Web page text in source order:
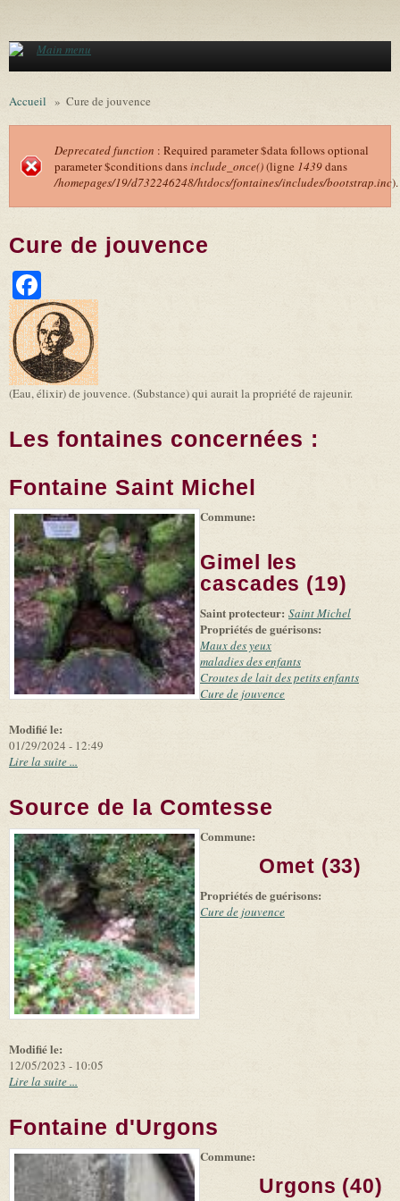
Main menu
Accueil » Cure de jouvence
Message d'erreur
Deprecated function : Required parameter $data follows optional
parameter $conditions dansinclude_once()(ligne 1439dans
/homepages/19/d732246248/htdocs/fontaines/includes/bootstrap.inc).
Cure de jouvence
(Eau, élixir) de jouvence. (Substance) qui aurait la propriété de rajeunir.
Les fontaines concernées :
Fontaine Saint Michel
-
Leaflet (link is
|
Tiles
(link is
external)
©
Microsoft
and
suppliers
Modifié le:
01/29/2024 - 12:49
Commune:
Gimel les
cascades (19)
Saint protecteur: Saint Michel
Propriétés de guérisons:
Maux des yeux
maladies des enfants
Croutes de lait des petits enfants
Cure de jouvence
Lire la suite ...
Source de la Comtesse
Leaflet (link is
|
Tiles
(link is
external)
©
Microsoft
and
suppliers
Modifié le:
12/05/2023 - 10:05
Commune:
Omet (33)
Propriétés de guérisons:
Cure de jouvence
Lire la suite ...
Fontaine d'Urgons
Leaflet (link is
|
Tiles
(link is
©
Commune:
Urgons (40)